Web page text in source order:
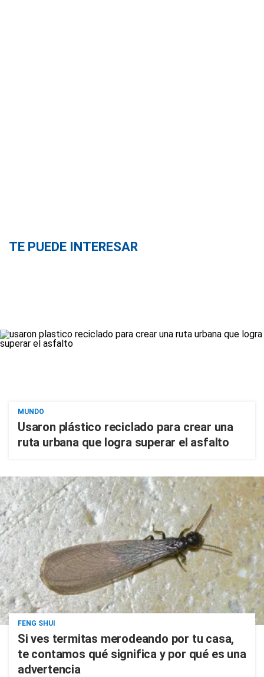
TE PUEDE INTERESAR
MUNDO
Usaron plástico reciclado para crear una
ruta urbana que logra superar el asfalto
FENG SHUI
Si ves termitas merodeando por tu casa,
te contamos qué significa y por qué es una
advertencia